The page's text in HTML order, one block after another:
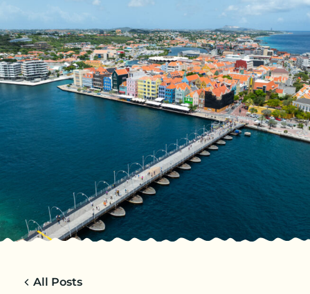
NL
TRIPS
CHARTERS
OVER ONS
TIPS
CONTACT
All Posts